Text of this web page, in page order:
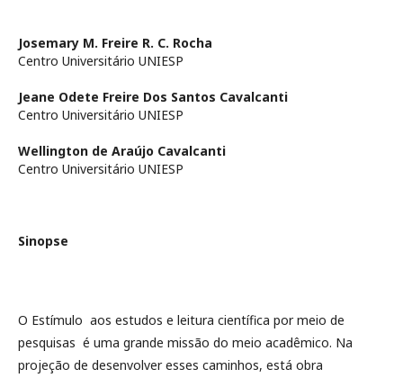
Josemary M. Freire R. C. Rocha
Centro Universitário UNIESP
Jeane Odete Freire Dos Santos Cavalcanti
Centro Universitário UNIESP
Wellington de Araújo Cavalcanti
Centro Universitário UNIESP
Sinopse
O Estímulo aos estudos e leitura científica por meio de
pesquisas é uma grande missão do meio acadêmico. Na
projeção de desenvolver esses caminhos, está obra